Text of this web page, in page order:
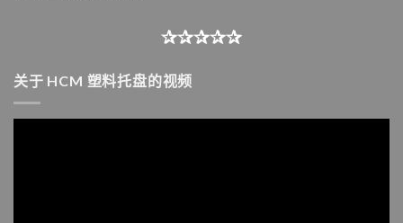
✰✰✰✰✰
关于 HCM 塑料托盘的视频